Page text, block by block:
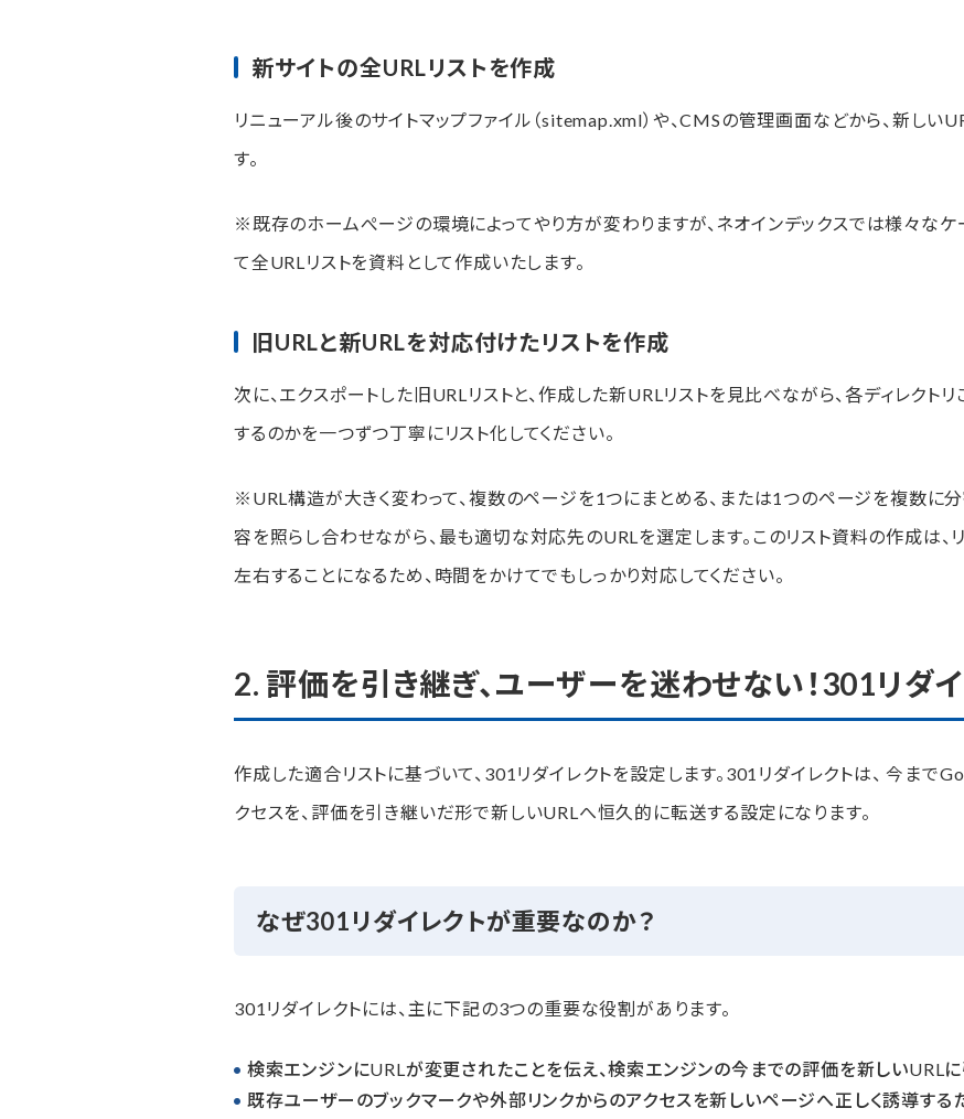
新サイトの全URLリストを作成
リニューアル後のサイトマップファイル（sitemap.xml）や、CMSの管理画面などから、新しい
す。
※既存のホームぺージの環境によってやり方が変わりますが、ネオインデックスでは様々な
て全URLリストを資料として作成いたします。
旧URLと新URLを対応付けたリストを作成
次に、エクスポートした旧URLリストと、作成した新URLリストを見比べながら、各ディレクト
するのかを一つずつ丁寧にリスト化してください。
※URL構造が大きく変わって、複数のページを1つにまとめる、または1つのページを複数に
容を照らし合わせながら、最も適切な対応先のURLを選定します。このリスト資料の作成は、
左右することになるため、時間をかけてでもしっかり対応してください。
2. 評価を引き継ぎ、ユーザーを迷わせない！301リダ
作成した適合リストに基づいて、301リダイレクトを設定します。301リダイレクトは、 今ま
クセスを、評価を引き継いだ形で新しいURLへ恒久的に転送する設定になります。
なぜ301リダイレクトが重要なのか？
301リダイレクトには、主に下記の3つの重要な役割があります。
検索エンジンにURLが変更されたことを伝え、検索エンジンの今までの評価を新しいURL
既存ユーザーのブックマークや外部リンクからのアクセスを新しいページへ正しく誘導する